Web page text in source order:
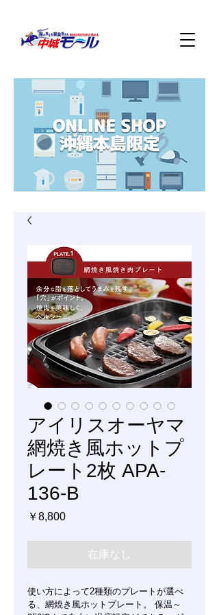
アイリスオーヤマ
網焼き風ホットプ
レート2枚 APA-
136-B
￥8,800価
在庫なし
使い方によって2種類のプレートが選べ
る、網焼き風ホットプレート。 保温～